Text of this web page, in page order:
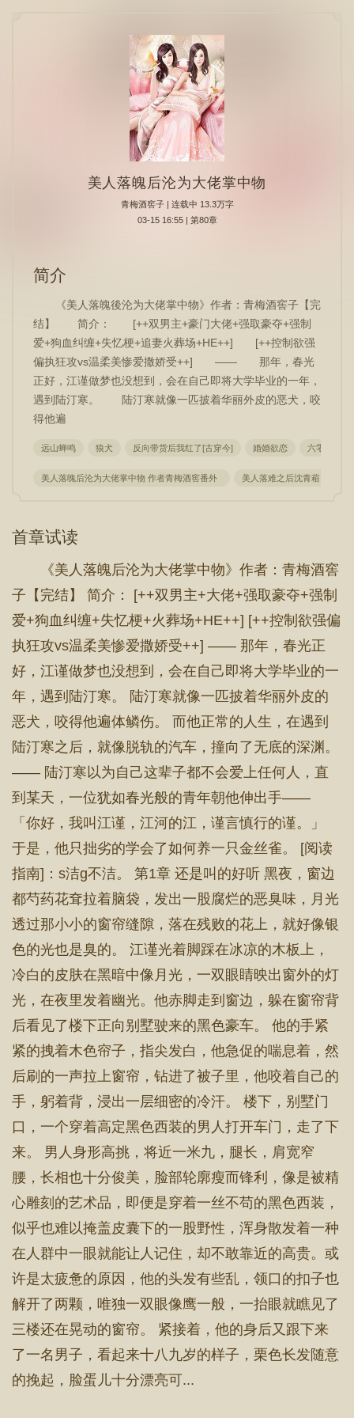
美人落魄后沦为大佬掌中物
青梅酒窖子| 连载中 13.3万字
03-15 16:55 | 第80章
简介
《美人落魄後沦为大佬掌中物》作者：青梅酒窖子【完
结】 简介： [++双男主+豪门大佬+强取豪夺+强制
爱+狗血纠缠+失忆梗+追妻火葬场+HE++] [++控制欲强
偏执狂攻vs温柔美惨爱撒娇受++] —— 那年，春光
正好，江谨做梦也没想到，会在自己即将大学毕业的一年，
遇到陆汀寒。 陆汀寒就像一匹披着华丽外皮的恶犬，咬
得他遍
远山蝉鸣 狼犬 反向带货后我红了[古穿今] 婚婚欲恋 六零姑奶奶
美人落魄后沦为大佬掌中物 作者青梅酒窖番外 美人落难之后沈青葙
首章试读
《美人落魄后沦为大佬掌中物》作者：青梅酒窖
子【完结】 简介： [++双男主+大佬+强取豪夺+强制
爱+狗血纠缠+失忆梗+火葬场+HE++] [++控制欲强偏
执狂攻vs温柔美惨爱撒娇受++] —— 那年，春光正
好，江谨做梦也没想到，会在自己即将大学毕业的一
年，遇到陆汀寒。 陆汀寒就像一匹披着华丽外皮的
恶犬，咬得他遍体鳞伤。 而他正常的人生，在遇到
陆汀寒之后，就像脱轨的汽车，撞向了无底的深渊。
—— 陆汀寒以为自己这辈子都不会爱上任何人，直
到某天，一位犹如春光般的青年朝他伸出手——
「你好，我叫江谨，江河的江，谨言慎行的谨。」
于是，他只拙劣的学会了如何养一只金丝雀。 [阅读
指南]：s洁g不洁。 第1章 还是叫的好听 黑夜，窗边
都芍药花耷拉着脑袋，发出一股腐烂的恶臭味，月光
透过那小小的窗帘缝隙，落在残败的花上，就好像银
色的光也是臭的。 江谨光着脚踩在冰凉的木板上，
冷白的皮肤在黑暗中像月光，一双眼睛映出窗外的灯
光，在夜里发着幽光。他赤脚走到窗边，躲在窗帘背
后看见了楼下正向别墅驶来的黑色豪车。 他的手紧
紧的拽着木色帘子，指尖发白，他急促的喘息着，然
后刷的一声拉上窗帘，钻进了被子里，他咬着自己的
手，躬着背，浸出一层细密的冷汗。 楼下，别墅门
口，一个穿着高定黑色西装的男人打开车门，走了下
来。 男人身形高挑，将近一米九，腿长，肩宽窄
腰，长相也十分俊美，脸部轮廓瘦而锋利，像是被精
心雕刻的艺术品，即便是穿着一丝不苟的黑色西装，
似乎也难以掩盖皮囊下的一股野性，浑身散发着一种
在人群中一眼就能让人记住，却不敢靠近的高贵。或
许是太疲惫的原因，他的头发有些乱，领口的扣子也
解开了两颗，唯独一双眼像鹰一般，一抬眼就瞧见了
三楼还在晃动的窗帘。 紧接着，他的身后又跟下来
了一名男子，看起来十八九岁的样子，栗色长发随意
的挽起，脸蛋儿十分漂亮可...